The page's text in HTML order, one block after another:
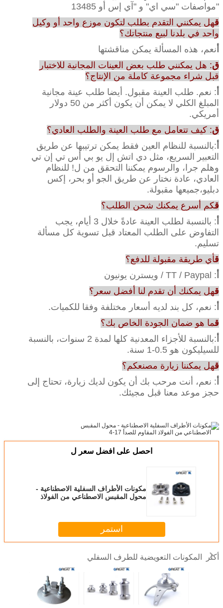
"مواصفات "سي اي" و "آي إس أو 13485
قهل يمكنني التقدم بطلب لتكون موزع واحد أو وكيل
واحد في بلدنا لبيع منتجاتك؟
أنعم، هذه المسألة يمكن مناقشتها
ق: هل يمكنني طلب بعض العينات المجانية للاختبار
قبل شراء مجموعة كاملة من الإنتاج؟
أ: نعم. طلب العينة مقبول. أيضا طلب عينة مجانية
المبلغ الكلي لا يمكن أن يكون أكثر من 50 دولار
أمريكي.
ق: كيف تتعامل مع طلب العينة والطلب العادي؟
أ:بالنسبة للنظام العين فقط يمكن ترتيبها عن طريق
التعبير السريع، مثل دي اتش إل يو بي أس تي إن تي
وهلم جرا، والرسوم يمكننا التحقق من ل! للنظام
العادي، عادة نختار عن طريق الجو أو بحر، إكس
دبليو،جميعها مقبولة.
قكم أسرع يمكنك شحن الطلب؟
أ
: بالنسبة لطلب العينة عادةً خلال 3 أيام، يجب
التفاوض على الطلب المعتاد قبل تسوية كل مسألة
تسليم.
قأي طريقة مقبولة للدفع؟
أ: TT / Paypal / ويسترن يونيون
قهل يمكنك أن تقدم لنا أفضل سعر؟
أ: نعم، كل بند لديه أسعار مختلفة وفقا للكميات.
قما هو ضمان الجودة الخاص بك؟
أ
:بالنسبة للأجزاء المعدنية كلها لمدة 2 سنوات، بالنسبة
للسيليكون هو 0.5-1 سنة.
قهل يمكننا زيارة مصنعكم؟
أ: نعم، أنت مرحب بك أن يكون لديك زيارة، تحتاج إلى
حجز موعد معنا قبل مجيئك.
احصل على افضل سعر ل
مكونات الأطراف السفلية الاصطناعية -
محول المقبس الاصطناعي من الفولاذ
استمر
أكثر المكونات التعويضية للطرف السفلي